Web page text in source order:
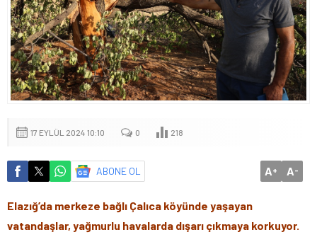
17 EYLÜL 2024 10:10 0 218
ABONE OL A+ A-
Elazığ’da merkeze bağlı Çalıca köyünde yaşayan
vatandaşlar, yağmurlu havalarda dışarı çıkmaya korkuyor.